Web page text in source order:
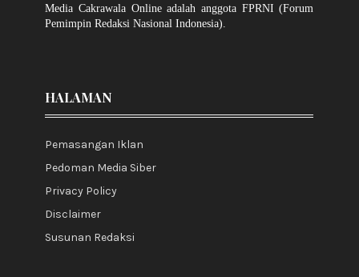
Media Cakrawala Online adalah anggota FPRNI (Forum
Pemimpin Redaksi Nasional Indonesia).
HALAMAN
Pemasangan Iklan
Pedoman Media Siber
Privacy Policy
Disclaimer
Susunan Redaksi